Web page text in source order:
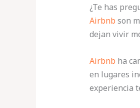
¿Te has
Airbnb son
dejan vivir
Airbnb ha
en lugares
experiencia